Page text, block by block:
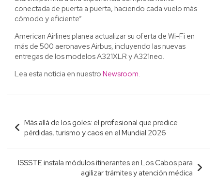
conectada de puerta a puerta, haciendo cada vuelo más
cómodo y eficiente”.
American Airlines planea actualizar su oferta de Wi-Fi en
más de 500 aeronaves Airbus, incluyendo las nuevas
entregas de los modelos A321XLR y A321neo.
Lea esta noticia en nuestro Newsroom.
Navegación
de
entradas
Más allá de los goles: el profesional que predice
pérdidas, turismo y caos en el Mundial 2026
ISSSTE instala módulos itinerantes en Los Cabos para
agilizar trámites y atención médica